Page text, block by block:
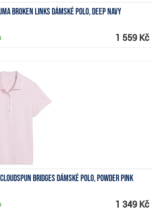
Broken Links dámské polo, deep navy
1 559 Kč
Bridges dámské polo, powder pink
1 349 Kč